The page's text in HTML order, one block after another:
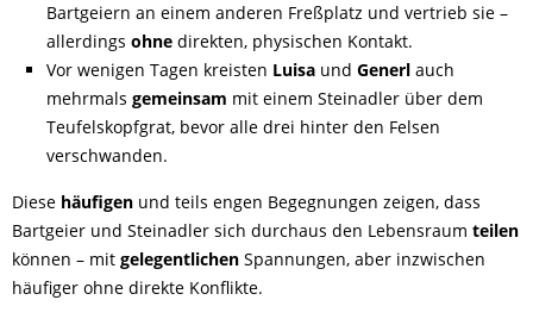
Bartgeiern an einem anderen Freßplatz und vertrieb sie –
allerdings ohnedirekten, physischen Kontakt.
Vor wenigen Tagen kreisten Luisaund Generlauch
mehrmals gemeinsam mit einem Steinadler über dem
Teufelskopfgrat, bevor alle drei hinter den Felsen
verschwanden.
Diese häufigen und teils engen Begegnungen zeigen, dass
Bartgeier und Steinadler sich durchaus den Lebensraum teilen
können – mit gelegentlichen Spannungen, aber inzwischen
häufiger ohne direkte Konflikte.